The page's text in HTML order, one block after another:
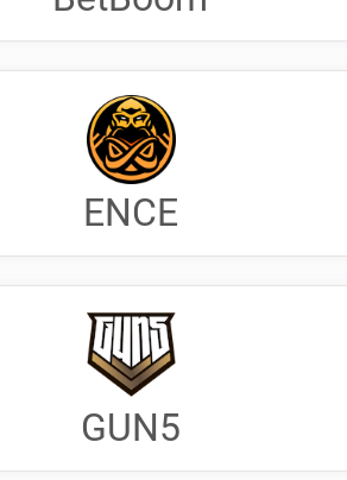
ENCE
GUN5